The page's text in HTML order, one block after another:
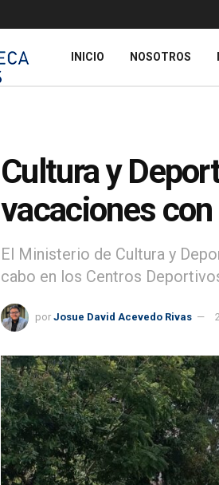
INICIO NOSOTROS
Cultura y
vacaciones
El Ministerio de Cultura y
cabo en los Centros
por Josue David Acevedo Rivas